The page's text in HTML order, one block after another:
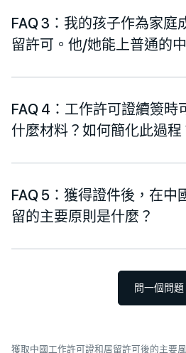
FAQ 3：我的孩子作為家庭
留許可。他/她能上普通的
FAQ 4：工作許可證續簽時
什麼材料？如何簡化此過程
FAQ 5：獲得證件後，在中
留的主要原則是什麼？
問一個問題
獲取中國工作許可證和居留許可後的主要